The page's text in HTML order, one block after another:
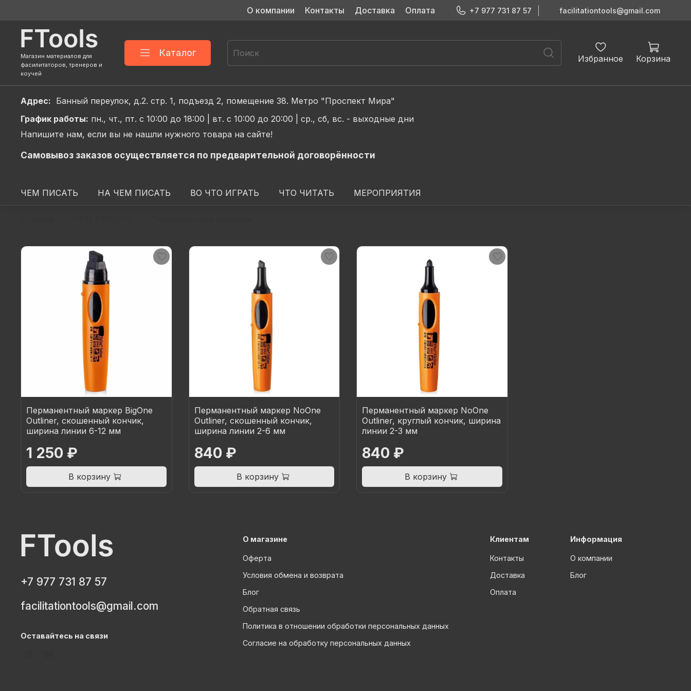
О компании Контакты Доставка Оплата +7 977 731 87 57 facilitationtools@gmail.com
Магазин материалов для
фасилитаторов, тренеров и
коучей
Каталог
Избранное Корзина
Адрес: Банный переулок, д.2. стр. 1, подъезд 2, помещение 38. Метро "Проспект Мира"
График работы: пн., чт., пт. с 10:00 до 18:00 | вт. с 10:00 до 20:00 | ср., сб, вс. - выходные дни
Напишите нам, если вы не нашли нужного товара на сайте!
Самовывоз заказов осуществляется по предварительной договорённости
ЧЕМ ПИСАТЬ НА ЧЕМ ПИСАТЬ ВО ЧТО ИГРАТЬ ЧТО ЧИТАТЬ МЕРОПРИЯТИЯ
Перманентный маркер BigOne
Outliner, скошенный кончик,
ширина линии 6-12 мм
1 250 ₽
В корзину
Перманентный маркер NoOne
Outliner, скошенный кончик,
ширина линии 2-6 мм
840 ₽
В корзину
Перманентный маркер NoOne
Outliner, круглый кончик, ширина
линии 2-3 мм
840 ₽
В корзину
О магазине
Оферта
Условия обмена и возврата
Блог
Обратная связь
Политика в отношении обработки персональных данных
Согласие на обработку персональных данных
Клиентам
Контакты
Доставка
Оплата
Информация
О компании
Блог
+7 977 731 87 57
facilitationtools@gmail.com
Оставайтесь на связи